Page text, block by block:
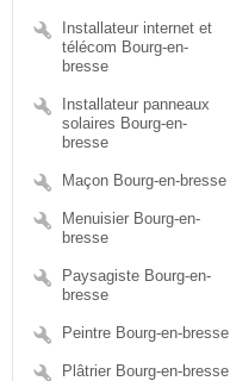
Installateur internet et
télécom Bourg-en-
bresse
Installateur panneaux
solaires Bourg-en-
bresse
Maçon Bourg-en-bresse
Menuisier Bourg-en-
bresse
Paysagiste Bourg-en-
bresse
Peintre Bourg-en-bresse
Plâtrier Bourg-en-bresse